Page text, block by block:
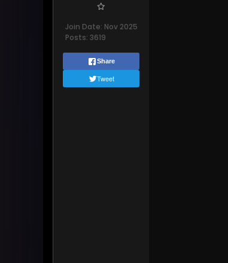
Join Date: Nov 2025
Posts: 3619
Share
Tweet